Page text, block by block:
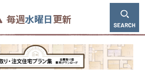
毎週水曜日更新